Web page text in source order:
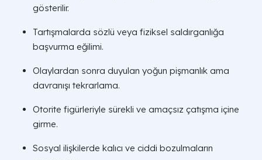
gösterilir.
Tartışmalarda sözlü veya fiziksel saldırganlığa
başvurma eğilimi.
Olaylardan sonra duyulan yoğun pişmanlık ama
davranışı tekrarlama.
Otorite figürleriyle sürekli ve amaçsız çatışma içine
girme.
Sosyal ilişkilerde kalıcı ve ciddi bozulmaların